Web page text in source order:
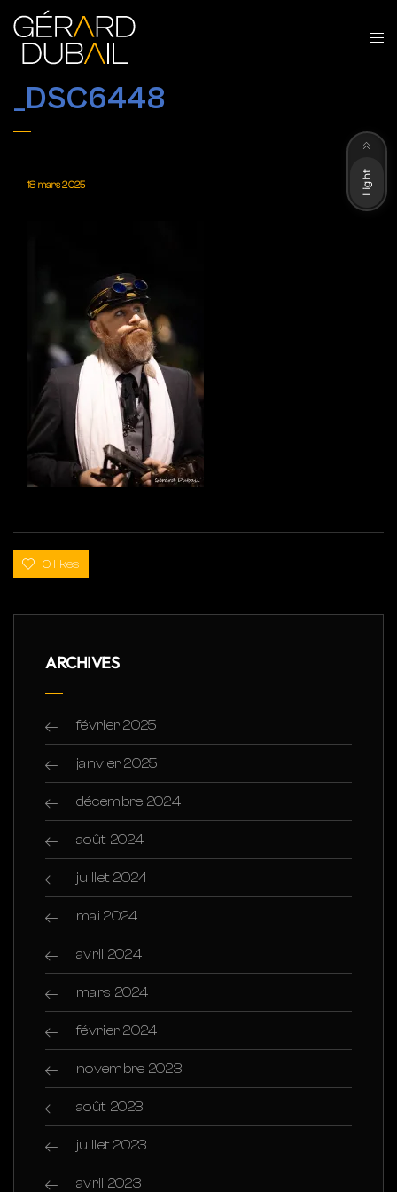
_DSC6448
18 mars 2025
0 likes
ARCHIVES
février 2025
janvier 2025
décembre 2024
août 2024
juillet 2024
mai 2024
avril 2024
mars 2024
février 2024
novembre 2023
août 2023
juillet 2023
avril 2023
Light
Dark